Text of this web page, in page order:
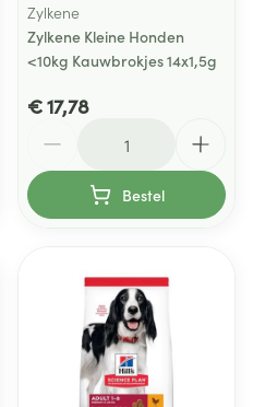
Zylkene
Zylkene Kleine Honden
<10kg Kauwbrokjes 14x1,5g
€ 17,78
Bestel